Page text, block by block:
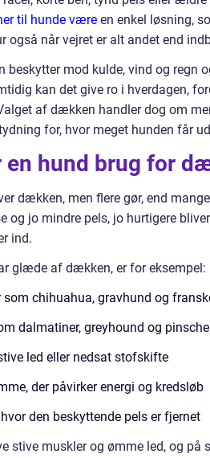
til hunde være en enkel løsning,
også når vejret er alt andet end
beskytter mod kulde, vind og regn
kan det give ro i hverdagen,
af dækken handler dog om
for, hvor meget hunden får
en hund brug for
dækken, men flere gør, end
og jo mindre pels, jo hurtigere
ind.
glæde af dækken, er for eksempel:
som chihuahua, gravhund og
dalmatiner, greyhound og
led eller nedsat stofskifte
der påvirker energi og kredsløb
den beskyttende pels er fjernet
stive muskler og ømme led, og